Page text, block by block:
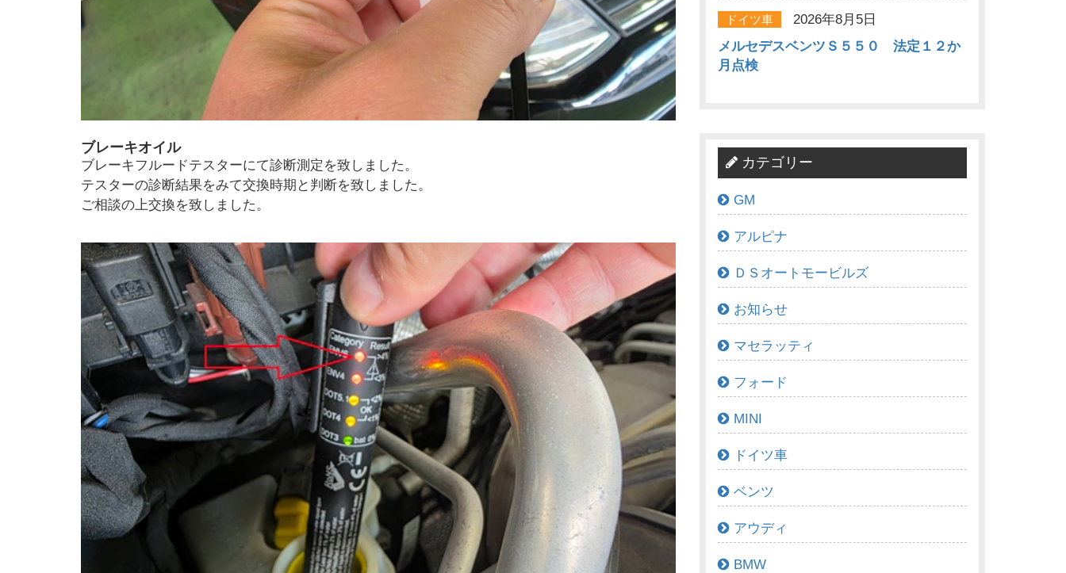
ブレーキオイル
ブレーキフルードテスターにて診断測定を致しました。
テスターの診断結果をみて交換時期と判断を致しました。
ご相談の上交換を致しました。
ドイツ車
2026年8月5日
メルセデスベンツＳ５５０ 法定１２か
月点検
カテゴリー
GM
アルピナ
ＤＳオートモービルズ
お知らせ
マセラッティ
フォード
MINI
ドイツ車
ベンツ
アウディ
BMW